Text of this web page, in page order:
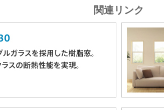
関連リンク